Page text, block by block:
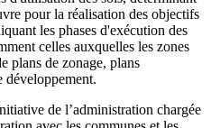
pour la réalisation des objectifs
les phases d'exécution des
celles auxquelles les zones
plans de zonage, plans
développement.
de l’administration chargée